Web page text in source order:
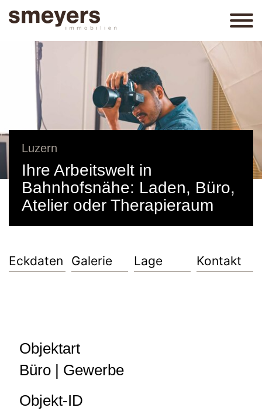
Luzern
Ihre Arbeitswelt in
Bahnhofsnähe: Laden, Büro,
Atelier oder Therapieraum
Eckdaten Galerie Lage Kontakt
Objektart
Büro | Gewerbe
Objekt-ID